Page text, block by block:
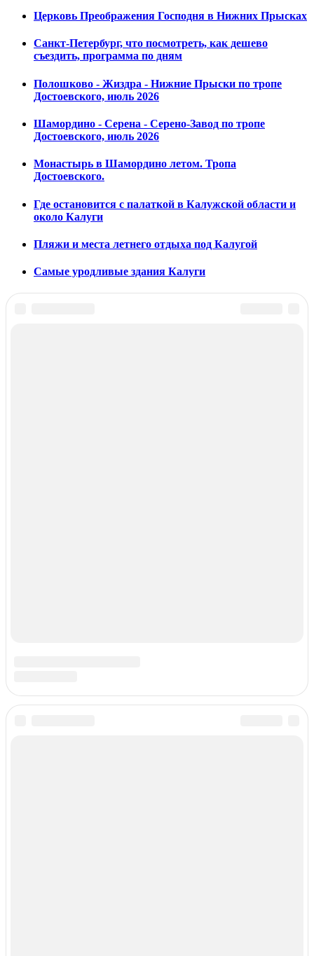
Церковь Преображения Господня в Нижних Прысках
Санкт-Петербург, что посмотреть, как дешево
съездить, программа по дням
Полошково - Жиздра - Нижние Прыски по тропе
Достоевского, июль 2026
Шамордино - Серена - Серено-Завод по тропе
Достоевского, июль 2026
Монастырь в Шамордино летом. Тропа
Достоевского.
Где остановится с палаткой в Калужской области и
около Калуги
Пляжи и места летнего отдыха под Калугой
Самые уродливые здания Калуги